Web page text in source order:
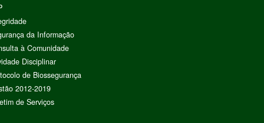
da Informação
à Comunidade
Disciplinar
de Biossegurança
2012-2019
de Serviços